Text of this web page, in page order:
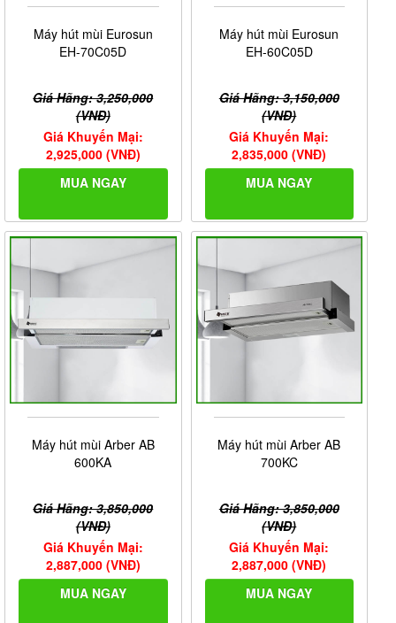
Máy hút mùi Eurosun
EH-70C05D
Giá Hãng: 3,250,000
(VNĐ)
Giá Khuyến Mại:
2,925,000 (VNĐ)
MUA NGAY
Máy hút mùi Eurosun
EH-60C05D
Giá Hãng: 3,150,000
(VNĐ)
Giá Khuyến Mại:
2,835,000 (VNĐ)
MUA NGAY
Máy hút mùi Arber AB
600KA
Giá Hãng: 3,850,000
(VNĐ)
Giá Khuyến Mại:
2,887,000 (VNĐ)
MUA NGAY
Máy hút mùi Arber AB
700KC
Giá Hãng: 3,850,000
(VNĐ)
Giá Khuyến Mại:
2,887,000 (VNĐ)
MUA NGAY